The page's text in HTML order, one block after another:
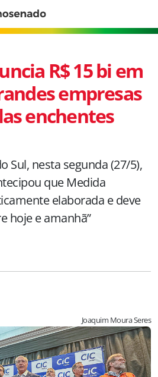
R$ 15 bi em
empresas
enchentes
Sul, nesta segunda (27/5),
que Medida
elaborada e deve
hoje e amanhã”
Joaquim Moura Seres